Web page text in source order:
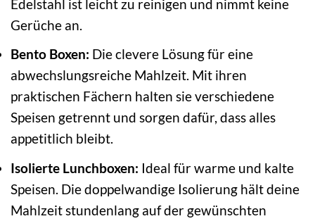
Edelstahl ist leicht zu reinigen und nimmt keine
Gerüche an.
Bento Boxen: Die clevere Lösung für eine
abwechslungsreiche Mahlzeit. Mit ihren
praktischen Fächern halten sie verschiedene
Speisen getrennt und sorgen dafür, dass alles
appetitlich bleibt.
Isolierte Lunchboxen: Ideal für warme und kalte
Speisen. Die doppelwandige Isolierung hält deine
Mahlzeit stundenlang auf der gewünschten